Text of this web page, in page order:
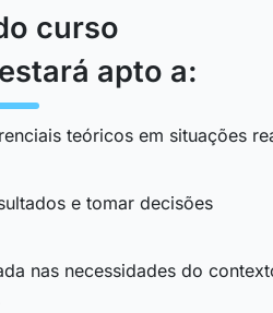
curso
apto a:
teóricos em situações
e tomar decisões
nas necessidades do